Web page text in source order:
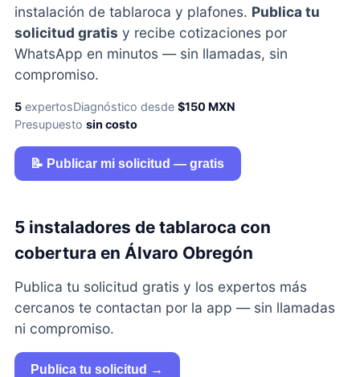
instalación de tablaroca y plafones. Publica tu
solicitud gratis y recibe cotizaciones por
WhatsApp en minutos — sin llamadas, sin
compromiso.
5expertosDiagnóstico desde $150 MXN
Presupuesto sin costo
📝 Publicar mi solicitud — gratis
5 instaladores de tablaroca con
cobertura en Álvaro Obregón
Publica tu solicitud gratis y los expertos más
cercanos te contactan por la app — sin llamadas
ni compromiso.
Publica tu solicitud →